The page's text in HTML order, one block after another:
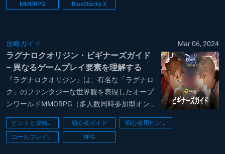
の顔ぶれに出会うだけでなく、新たな絆を築く
MMORPG
BlueStacks X
攻略ガイド Mar 06, 2024
ラグナロクオリジン・ビギナーズガイド
– 異なるゲームプレイ要素を理解する
『ラグナロクオリジン』は、有名な「ラグナロ
ク」のファンタジーな世界観を表現したオープ
ンワールドMMORPG（多人数同時参加型オン
ラインロールプレイングゲーム）です。プレイ
ヤーは複数の職業に就き、様々なクラスから選
択して冒険を始めることができます。このゲー
ヒントと攻略法 初心者ガイド
初心者用ヒント
ロールプレイング
RPG